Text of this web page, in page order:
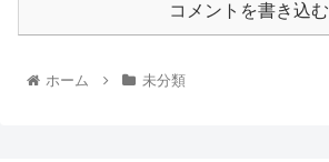
コメントを書き込む
ホーム 未分類